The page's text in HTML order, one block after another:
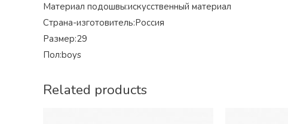
Материал подошвы:искусственный материал
Страна-изготовитель:Россия
Размер:29
Пол:boys
Related products